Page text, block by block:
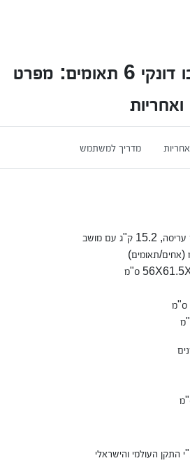
עגלת תינוק בוגבו דונקי 6 תאומים: מפרט
ואחריות
אחריות מדריך למשתמש